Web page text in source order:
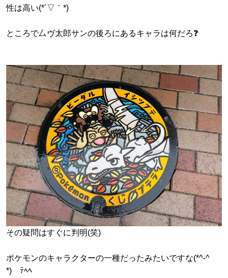
性は高い(*´▽｀*)
ところで厶ヴ太郎サンの後ろにあるキャラは何だろ❓
その疑問はすぐに判明(笑)
ポケモンのキャラクターの一種だったみたいですな(*^-^
*)ゞﾃﾍﾍ